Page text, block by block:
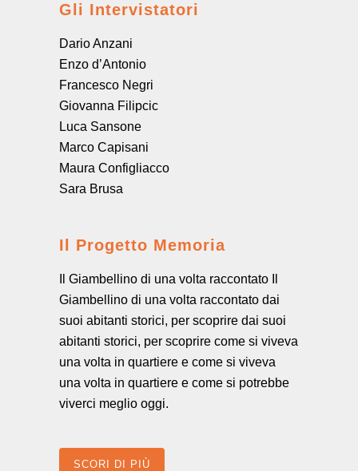
Gli Intervistatori
Dario Anzani
Enzo d’Antonio
Francesco Negri
Giovanna Filipcic
Luca Sansone
Marco Capisani
Maura Configliacco
Sara Brusa
Il Progetto Memoria
Il Giambellino di una volta raccontato Il
Giambellino di una volta raccontato dai
suoi abitanti storici, per scoprire dai suoi
abitanti storici, per scoprire come si viveva
una volta in quartiere e come si viveva
una volta in quartiere e come si potrebbe
viverci meglio oggi.
SCORI DI PIÙ